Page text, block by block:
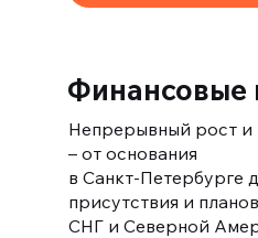
Финансовые
Непрерывный рост и
– от основания
в Санкт-Петербурге
присутствия и
СНГ и Северной